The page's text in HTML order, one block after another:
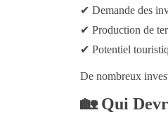
✔ Demande des
✔ Production de
✔ Potentiel
De nombreux
🏡Qui